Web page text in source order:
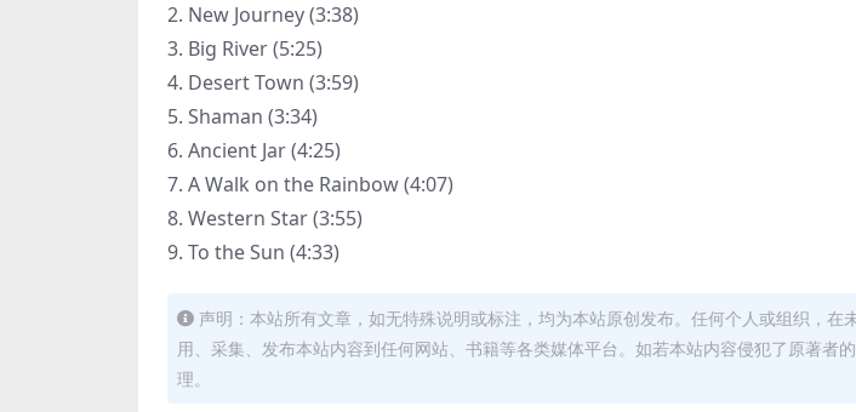
2. New Journey (3:38)
3. Big River (5:25)
4. Desert Town (3:59)
5. Shaman (3:34)
6. Ancient Jar (4:25)
7. A Walk on the Rainbow (4:07)
8. Western Star (3:55)
9. To the Sun (4:33)
声明：本站所有文章，如无特殊说明或标注，均为本站原创发布。任何个人或组织，在
用、采集、发布本站内容到任何网站、书籍等各类媒体平台。如若本站内容侵犯了原著者
理。